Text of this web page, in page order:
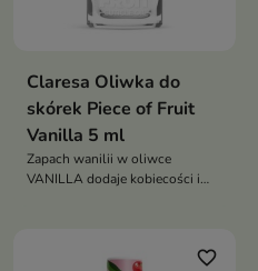
Claresa Oliwka do
skórek Piece of Fruit
Vanilla 5 ml
Zapach wanilii w oliwce
VANILLA dodaje kobiecości i
favorite_border